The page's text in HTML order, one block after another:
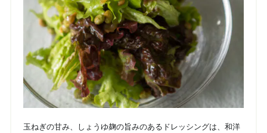
玉ねぎの甘み、しょうゆ麹の旨みのあるドレッシングは、和洋